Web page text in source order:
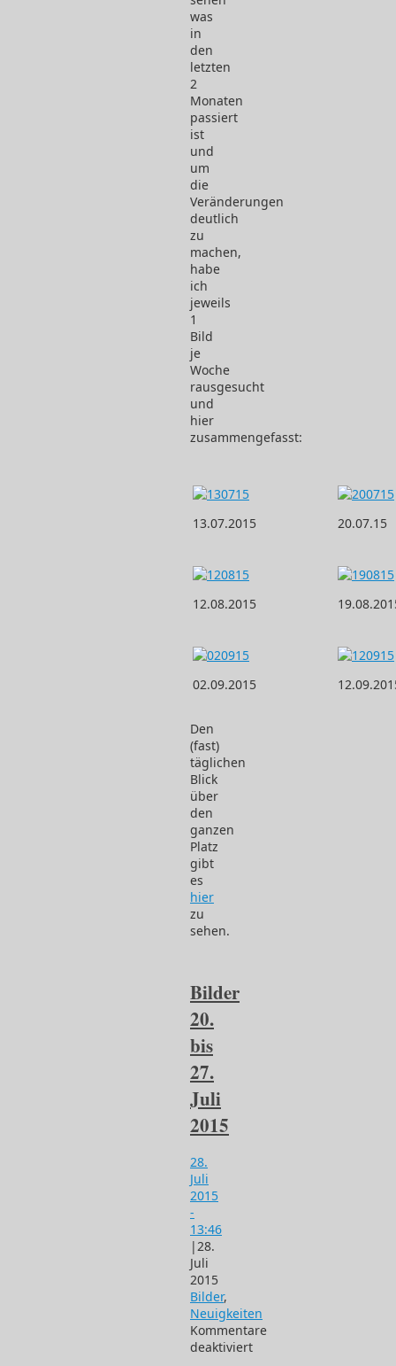
/
Vergleich)
was
in
den
letzten
2
Monaten
passiert
ist
und
um
die
Veränderungen
deutlich
zu
machen,
habe
ich
jeweils
1
Bild
je
Woche
rausgesucht
und
hier
zusammengefasst:
13.07.2015 20.07.15
12.08.2015
02.09.2015
Den
(fast)
täglichen
Blick
über
den
ganzen
Platz
gibt
es
hier
zu
sehen.
Bilder
20.
bis
27.
Juli
2015
28.
Juli
2015
-
13:46
|28.
Juli
2015
Bilder,
Neuigkeiten
Kommentare
deaktiviert